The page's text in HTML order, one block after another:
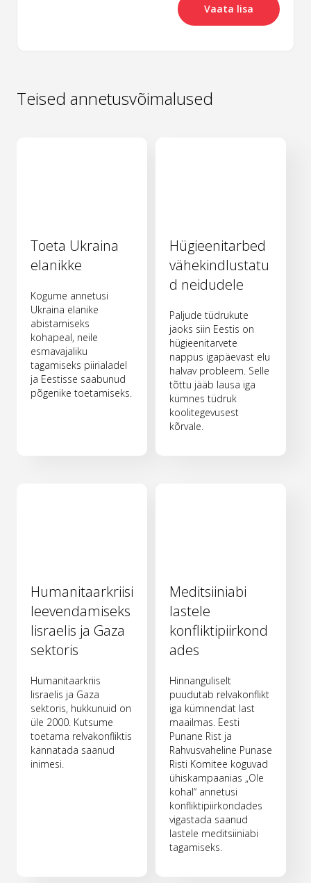
Vaata lisa
Teised annetusvõimalused
Toeta Ukraina
elanikke
Kogume annetusi
Ukraina elanike
abistamiseks
kohapeal, neile
esmavajaliku
tagamiseks piirialadel
ja Eestisse saabunud
põgenike toetamiseks.
Hügieenitarbed
vähekindlustatu
d neidudele
Paljude tüdrukute
jaoks siin Eestis on
hügieenitarvete
nappus igapäevast elu
halvav probleem. Selle
tõttu jääb lausa iga
kümnes tüdruk
koolitegevusest
kõrvale.
Humanitaarkriisi
leevendamiseks
Iisraelis ja Gaza
sektoris
Humanitaarkriis
Iisraelis ja Gaza
sektoris, hukkunuid on
üle 2000. Kutsume
toetama relvakonfliktis
kannatada saanud
inimesi.
Meditsiiniabi
lastele
konfliktipiirkond
ades
Hinnanguliselt
puudutab relvakonflikt
iga kümnendat last
maailmas. Eesti
Punane Rist ja
Rahvusvaheline Punase
Risti Komitee koguvad
ühiskampaanias „Ole
kohal“ annetusi
konfliktipiirkondades
vigastada saanud
lastele meditsiiniabi
tagamiseks.